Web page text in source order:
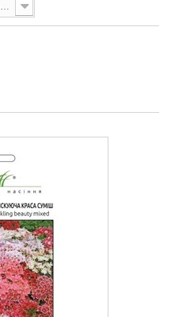
По названию товара, от А до Я